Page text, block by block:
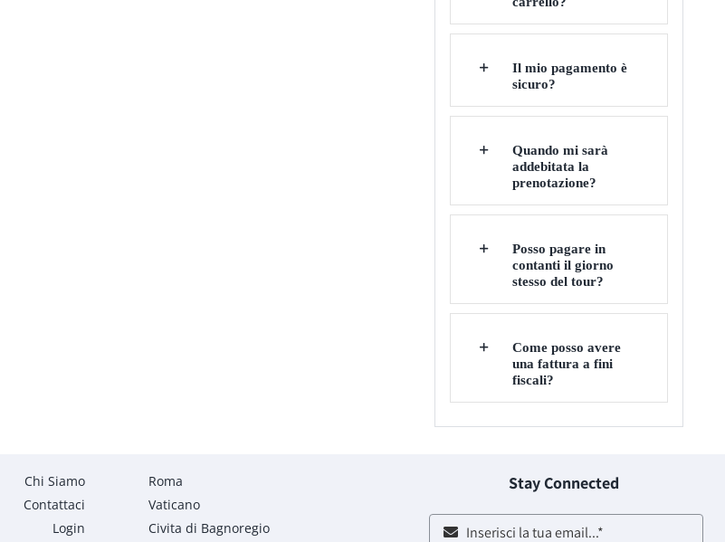
Il mio pagamento è
sicuro?
Quando mi sarà
addebitata la
prenotazione?
Posso pagare in
contanti il giorno
stesso del tour?
Come posso avere
una fattura a fini
fiscali?
Chi Siamo
Contattaci
Login
Roma
Vaticano
Civita di Bagnoregio
Stay Connected